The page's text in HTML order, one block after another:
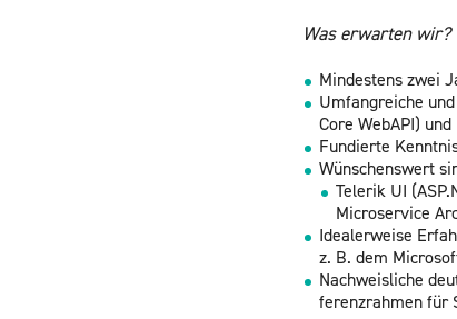
Was er­war­ten wir?
Min­des­tens zwei
Um­fang­rei­che
Core WebAPI)
Fun­dier­te
Wün­schens­wert
Te­le­rik UI
Mi­cro­ser­vice
Idea­ler­wei­se
z. B. dem
Nach­weis­li­che
fe­renz­rah­men für